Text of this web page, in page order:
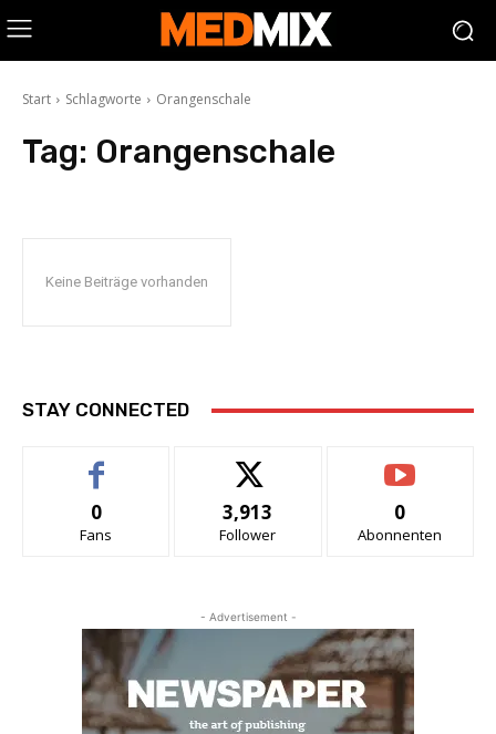
Start Schlagworte Orangenschale
Tag: Orangenschale
Keine Beiträge vorhanden
STAY CONNECTED
0
Fans
3,913
Follower
0
Abonnenten
- Advertisement -